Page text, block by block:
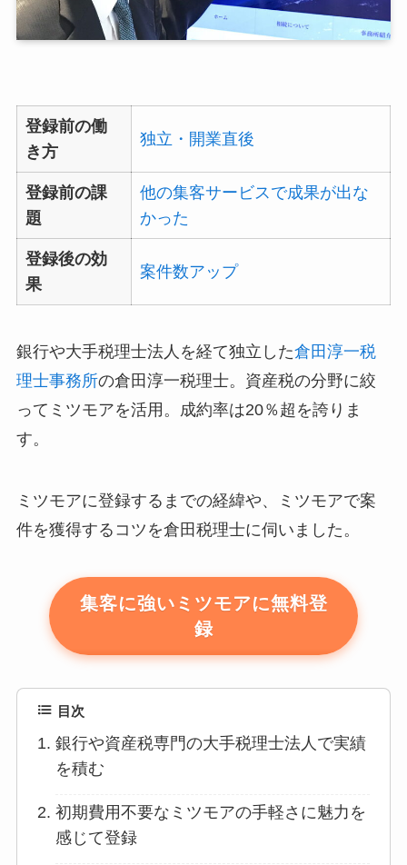
登録前の働
き方
独立・開業直後
登録前の課
題
他の集客サービスで成果が出な
かった
登録後の効
果
案件数アップ
銀行や大手税理士法人を経て独立した倉田淳一税
理士事務所の倉田淳一税理士。資産税の分野に絞
ってミツモアを活用。成約率は20％超を誇りま
す。
ミツモアに登録するまでの経緯や、ミツモアで案
件を獲得するコツを倉田税理士に伺いました。
集客に強いミツモアに無料登
録
目次
銀行や資産税専門の大手税理士法人で実績
を積む
初期費用不要なミツモアの手軽さに魅力を
感じて登録